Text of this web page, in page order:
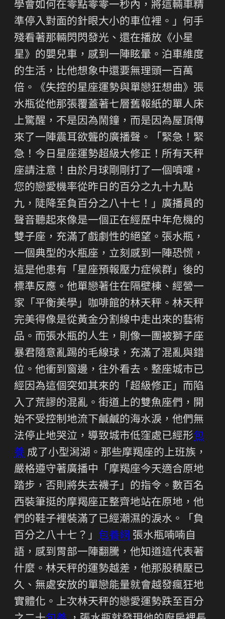
學會如何在零點零零一秒內，將這輛車精
準停入對面的針眼大小的車位裡。」何手
殘看著那輛閃閃發光、還在播放《小星
星》的嬰兒車，感到一陣眩暈。泊車維度
的生活，比他想象中還要無理頭一百萬
倍。《失控的星座運勢與單戀狂想曲》張
水瓶從他那張覆蓋著七層舊報紙的單人床
上驚醒，不是因為鬧鐘，而是因為屋頂傳
來了一陣震耳欲聾的廣播聲。「緊急！緊
急！今日星座運勢超級大修正！所有天秤
座請注意！由於月球剛剛打了一個噴嚏，
您的戀愛機率從昨日的百分之九十九點
九，陡降至負百分之八十七！」廣播員的
聲音聽起來像是一個正在經歷中年危機的
雙子座，充滿了戲劇性的絕望。張水瓶，
一個典型的水瓶座，立刻感到一陣恐慌，
這是他患有「星座預報壓力症候群」後的
標準反應。他單戀著住在隔壁棟、經營一
家「平衡美學」咖啡館的林天秤。林天秤
完美得像是從黃金分割線中走出來的藝術
品。而張水瓶的人生，則像一團被獅子座
暴君隨意亂踢的毛線球，充滿了混亂與錯
位。他衝到窗邊，往外看去。整座城市已
經因為這個突如其來的「超級修正」而陷
入了荒謬的混亂。街道上的雙魚座們，開
始不受控制地流下鹹鹹的海水淚，他們無
法停止地哭泣，導致城市低窪處已經形包
養 成了小型潟湖。那些摩羯座的上班族，
嚴格遵守著廣播中「摩羯座今天適合原地
踏步，否則將失去襪子」的指令。數百名
西裝筆挺的摩羯座正整齊地站在原地，他
們的鞋子裡裝滿了已經潮濕的淚水。「負
百分之八十七？」 包養網 張水瓶喃喃自
語，感到胃部一陣翻騰，他知道這代表著
什麼。林天秤的運勢越差，他那股積壓已
久、無處安放的單戀能量就會越發瘋狂地
實體化。上次林天秤的戀愛運勢跌至百分